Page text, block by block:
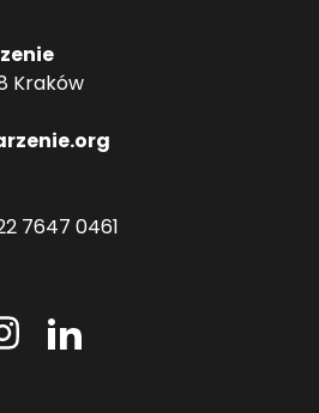
Kraków
7647 0461